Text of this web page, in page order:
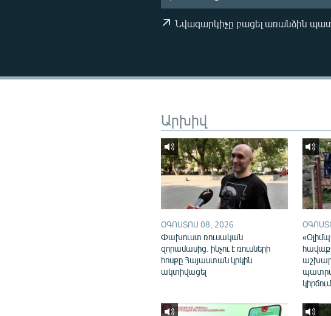
Նվագարկիչը բացել առանձին
Արխիվ
ՕԳՈՍՏՈՍ 08, 2026
Փախուստ ռուսական
զորամասից. ինչու է ռուսների
հոսքը Հայաստան կրկին
ակտիվացել
կիրճում